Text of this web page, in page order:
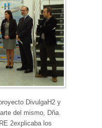
DivulgaH2 y
del mismo, Dña.
2explicaba los